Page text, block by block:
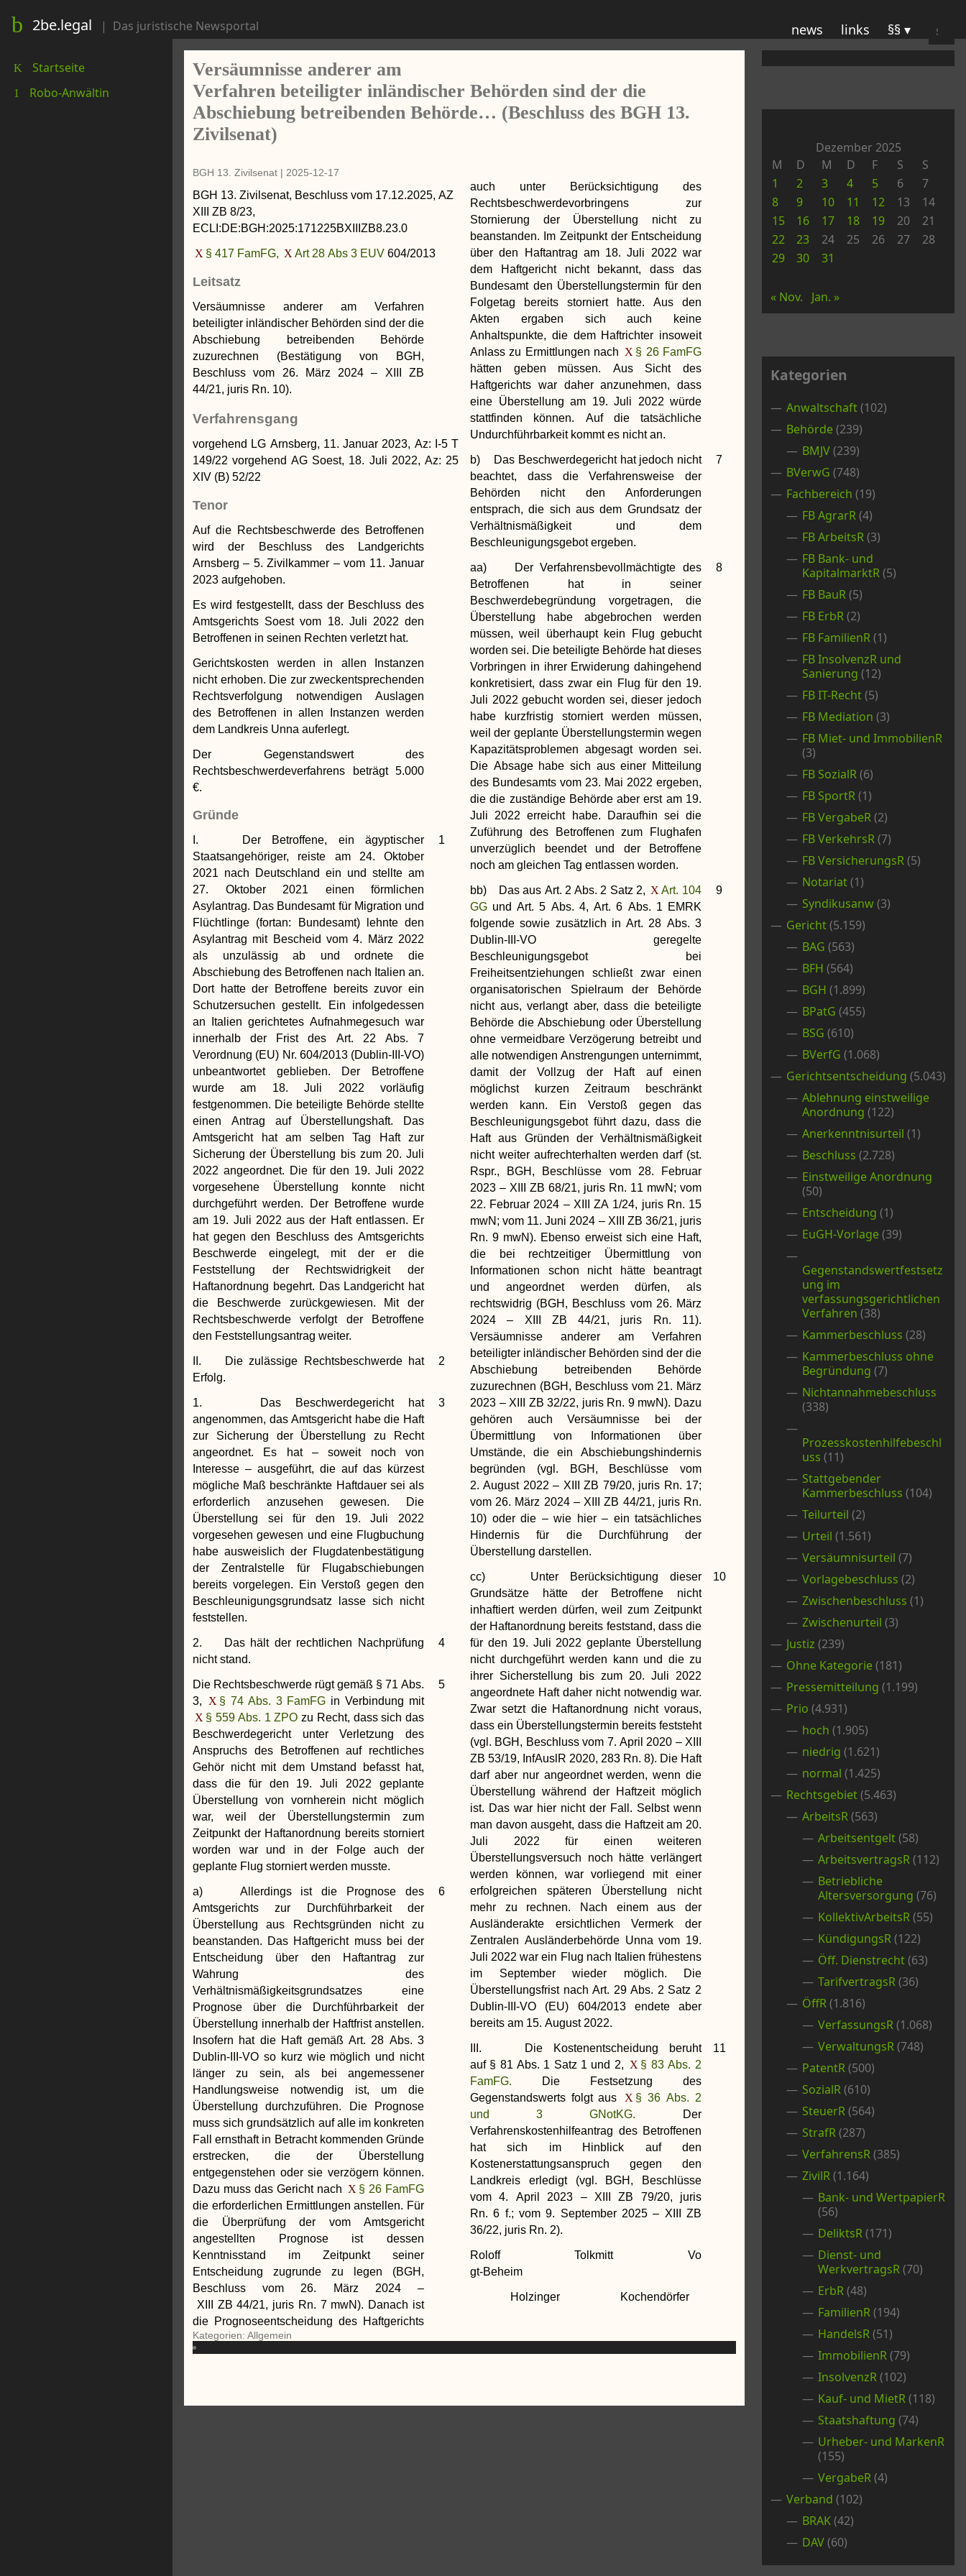
2be.legal | Das juristische Newsportal news links §§
nach:
K Startseite
1 Robo-Anwältin
Versäumnisse anderer am
Verfahren beteiligter inländischer Behörden sind der die
Abschiebung betreibenden Behörde… (Beschluss des BGH 13.
Zivilsenat)
BGH 13. Zivilsenat | 2025-12-17
BGH 13. Zivilsenat, Beschluss vom 17.12.2025, AZ
XIII ZB 8/23,
ECLI:DE:BGH:2025:171225BXIIIZB8.23.0
§ 417 FamFG, Art 28 Abs 3 EUV 604/2013
Leitsatz
Versäumnisse anderer am Verfahren
beteiligter inländischer Behörden sind der die
Abschiebung betreibenden Behörde
zuzurechnen (Bestätigung von BGH,
Beschluss vom 26. März 2024 – XIII ZB
44/21, juris Rn. 10).
Verfahrensgang
vorgehend LG Arnsberg, 11. Januar 2023, Az: I-5 T
149/22
XIV (B) 52/22
Tenor
Auf die Rechtsbeschwerde des Betroffenen
wird der Beschluss des Landgerichts
Arnsberg – 5. Zivilkammer – vom 11. Januar
2023 aufgehoben.
Es wird festgestellt, dass der Beschluss des
Amtsgerichts Soest vom 18. Juli 2022 den
Betroffenen in seinen Rechten verletzt hat.
Gerichtskosten werden in allen Instanzen
nicht erhoben. Die zur zweckentsprechenden
Rechtsverfolgung notwendigen Auslagen
des Betroffenen in allen Instanzen werden
dem Landkreis Unna auferlegt.
Der Gegenstandswert des
Rechtsbeschwerdeverfahrens beträgt 5.000
€.
Gründe
1
I. Der Betroffene, ein ägyptischer
Staatsangehöriger, reiste am 24. Oktober
2021 nach Deutschland ein und stellte am
27. Oktober 2021 einen förmlichen
Asylantrag. Das Bundesamt für Migration und
Flüchtlinge (fortan: Bundesamt) lehnte den
Asylantrag mit Bescheid vom 4. März 2022
als unzulässig ab und ordnete die
Abschiebung des Betroffenen nach Italien an.
Dort hatte der Betroffene bereits zuvor ein
Schutzersuchen gestellt. Ein infolgedessen
an Italien gerichtetes Aufnahmegesuch war
innerhalb der Frist des Art. 22 Abs. 7
Verordnung (EU) Nr. 604/2013 (Dublin-III-VO)
unbeantwortet geblieben. Der Betroffene
wurde am 18. Juli 2022 vorläufig
festgenommen. Die beteiligte Behörde stellte
einen Antrag auf Überstellungshaft. Das
Amtsgericht hat am selben Tag Haft zur
Sicherung der Überstellung bis zum 20. Juli
2022 angeordnet. Die für den 19. Juli 2022
vorgesehene Überstellung konnte nicht
durchgeführt werden. Der Betroffene wurde
am 19. Juli 2022 aus der Haft entlassen. Er
hat gegen den Beschluss des Amtsgerichts
Beschwerde eingelegt, mit der er die
Feststellung der Rechtswidrigkeit der
Haftanordnung begehrt. Das Landgericht hat
die Beschwerde zurückgewiesen. Mit der
Rechtsbeschwerde verfolgt der Betroffene
den Feststellungsantrag weiter.
2
II. Die zulässige Rechtsbeschwerde hat
Erfolg.
3
1. Das Beschwerdegericht hat
angenommen, das Amtsgericht habe die Haft
zur Sicherung der Überstellung zu Recht
angeordnet. Es hat – soweit noch von
Interesse – ausgeführt, die auf das kürzest
mögliche Maß beschränkte Haftdauer sei als
erforderlich anzusehen gewesen. Die
Überstellung sei für den 19. Juli 2022
vorgesehen gewesen und eine Flugbuchung
habe ausweislich der Flugdatenbestätigung
der Zentralstelle für Flugabschiebungen
bereits vorgelegen. Ein Verstoß gegen den
Beschleunigungsgrundsatz lasse sich nicht
feststellen.
4
2. Das hält der rechtlichen Nachprüfung
nicht stand.
5
Die Rechtsbeschwerde rügt gemäß § 71 Abs.
3,
§ 74 Abs. 3 FamFG in Verbindung mit
§ 559 Abs. 1 ZPO zu Recht, dass sich das
Beschwerdegericht unter Verletzung des
Anspruchs des Betroffenen auf rechtliches
Gehör nicht mit dem Umstand befasst hat,
dass die für den 19. Juli 2022 geplante
Überstellung von vornherein nicht möglich
war, weil der Überstellungstermin zum
Zeitpunkt der Haftanordnung bereits storniert
worden war und in der Folge auch der
geplante Flug storniert werden musste.
6
a) Allerdings ist die Prognose des
Amtsgerichts zur Durchführbarkeit der
Überstellung aus Rechtsgründen nicht zu
beanstanden. Das Haftgericht muss bei der
Entscheidung über den Haftantrag zur
Wahrung des
Verhältnismäßigkeitsgrundsatzes eine
Prognose über die Durchführbarkeit der
Überstellung innerhalb der Haftfrist anstellen.
Insofern hat die Haft gemäß Art. 28 Abs. 3
Dublin-III-VO so kurz wie möglich und nicht
länger zu sein, als bei angemessener
Handlungsweise notwendig ist, um die
Überstellung durchzuführen. Die Prognose
muss sich grundsätzlich auf alle im konkreten
Fall ernsthaft in Betracht kommenden Gründe
erstrecken, die der Überstellung
entgegenstehen oder sie verzögern können.
Dazu muss das Gericht nach
§ 26 FamFG
die erforderlichen Ermittlungen anstellen. Für
die Überprüfung der vom Amtsgericht
angestellten Prognose ist dessen
Kenntnisstand im Zeitpunkt seiner
Entscheidung zugrunde zu legen (BGH,
Beschluss vom 26. März 2024 –
XIII ZB 44/21, juris Rn. 7 mwN). Danach ist
die Prognoseentscheidung des Haftgerichts
auch unter Berücksichtigung des
Rechtsbeschwerdevorbringens zur
Stornierung der Überstellung nicht zu
beanstanden. Im Zeitpunkt der Entscheidung
über den Haftantrag am 18. Juli 2022 war
dem Haftgericht nicht bekannt, dass das
Bundesamt den Überstellungstermin für den
Folgetag bereits storniert hatte. Aus den
Akten ergaben sich auch keine
Anhaltspunkte, die dem Haftrichter insoweit
Anlass zu Ermittlungen nach
§ 26 FamFG
hätten geben müssen. Aus Sicht des
Haftgerichts war daher anzunehmen, dass
eine Überstellung am 19. Juli 2022 würde
stattfinden können. Auf die tatsächliche
Undurchführbarkeit kommt es nicht an.
7
b) Das Beschwerdegericht hat jedoch nicht
beachtet, dass die Verfahrensweise der
Behörden nicht den Anforderungen
entsprach, die sich aus dem Grundsatz der
Verhältnismäßigkeit und dem
Beschleunigungsgebot ergeben.
8
aa) Der Verfahrensbevollmächtigte des
Betroffenen hat in seiner
Beschwerdebegründung vorgetragen, die
Überstellung habe abgebrochen werden
müssen, weil überhaupt kein Flug gebucht
worden sei. Die beteiligte Behörde hat dieses
Vorbringen in ihrer Erwiderung dahingehend
konkretisiert, dass zwar ein Flug für den 19.
Juli 2022 gebucht worden sei, dieser jedoch
habe kurzfristig storniert werden müssen,
weil der geplante Überstellungstermin wegen
Kapazitätsproblemen abgesagt worden sei.
Die Absage habe sich aus einer Mitteilung
des Bundesamts vom 23. Mai 2022 ergeben,
die die zuständige Behörde aber erst am 19.
Juli 2022 erreicht habe. Daraufhin sei die
Zuführung des Betroffenen zum Flughafen
unverzüglich beendet und der Betroffene
noch am gleichen Tag entlassen worden.
9
bb) Das aus Art. 2 Abs. 2 Satz 2,
Art. 104
GG und Art. 5 Abs. 4, Art. 6 Abs. 1 EMRK
folgende sowie zusätzlich in Art. 28 Abs. 3
Dublin-III-VO geregelte
Beschleunigungsgebot bei
Freiheitsentziehungen schließt zwar einen
organisatorischen Spielraum der Behörde
nicht aus, verlangt aber, dass die beteiligte
Behörde die Abschiebung oder Überstellung
ohne vermeidbare Verzögerung betreibt und
alle notwendigen Anstrengungen unternimmt,
damit der Vollzug der Haft auf einen
möglichst kurzen Zeitraum beschränkt
werden kann. Ein Verstoß gegen das
Beschleunigungsgebot führt dazu, dass die
Haft aus Gründen der Verhältnismäßigkeit
nicht weiter aufrechterhalten werden darf (st.
Rspr., BGH, Beschlüsse vom 28. Februar
2023 – XIII ZB 68/21, juris Rn. 11 mwN; vom
22. Februar 2024 – XIII ZA 1/24, juris Rn. 15
mwN; vom 11. Juni 2024 – XIII ZB 36/21, juris
Rn. 9 mwN). Ebenso erweist sich eine Haft,
die bei rechtzeitiger Übermittlung von
Informationen schon nicht hätte beantragt
und angeordnet werden dürfen, als
rechtswidrig (BGH, Beschluss vom 26. März
2024 – XIII ZB 44/21, juris Rn. 11).
Versäumnisse anderer am Verfahren
beteiligter inländischer Behörden sind der die
Abschiebung betreibenden Behörde
zuzurechnen (BGH, Beschluss vom 21. März
2023 – XIII ZB 32/22, juris Rn. 9 mwN). Dazu
gehören auch Versäumnisse bei der
Übermittlung von Informationen über
Umstände, die ein Abschiebungshindernis
begründen (vgl. BGH, Beschlüsse vom
2. August 2022 – XIII ZB 79/20, juris Rn. 17;
vom 26. März 2024 – XIII ZB 44/21, juris Rn.
10) oder die – wie hier – ein tatsächliches
Hindernis für die Durchführung der
Überstellung darstellen.
10
cc) Unter Berücksichtigung dieser
Grundsätze hätte der Betroffene nicht
inhaftiert werden dürfen, weil zum Zeitpunkt
der Haftanordnung bereits feststand, dass die
für den 19. Juli 2022 geplante Überstellung
nicht durchgeführt werden kann und die zu
ihrer Sicherstellung bis zum 20. Juli 2022
angeordnete Haft daher nicht notwendig war.
Zwar setzt die Haftanordnung nicht voraus,
dass ein Überstellungstermin bereits feststeht
(vgl. BGH, Beschluss vom 7. April 2020 – XIII
ZB 53/19, InfAuslR 2020, 283 Rn. 8). Die Haft
darf aber nur angeordnet werden, wenn die
Überstellung während der Haftzeit möglich
ist. Das war hier nicht der Fall. Selbst wenn
man davon ausgeht, dass die Haftzeit am 20.
Juli 2022 für einen weiteren
Überstellungsversuch noch hätte verlängert
werden können, war vorliegend mit einer
erfolgreichen späteren Überstellung nicht
mehr zu rechnen. Nach einem aus der
Ausländerakte ersichtlichen Vermerk der
Zentralen Ausländerbehörde Unna vom 19.
Juli 2022 war ein Flug nach Italien frühestens
im September wieder möglich. Die
Überstellungsfrist nach Art. 29 Abs. 2 Satz 2
Dublin-III-VO (EU) 604/2013 endete aber
bereits am 15. August 2022.
11
III. Die Kostenentscheidung beruht
auf § 81 Abs. 1 Satz 1 und 2,
§ 83 Abs. 2
FamFG. Die Festsetzung des
Gegenstandswerts folgt aus
§ 36 Abs. 2
und 3 GNotKG. Der
Verfahrenskostenhilfeantrag des Betroffenen
hat sich im Hinblick auf den
Kostenerstattungsanspruch gegen den
Landkreis erledigt (vgl. BGH, Beschlüsse
vom 4. April 2023 – XIII ZB 79/20, juris
Rn. 6 f.; vom 9. September 2025 – XIII ZB
36/22, juris Rn. 2).
Roloff Tolkmitt Vo
gt-Beheim
Holzinger Kochendörfer
Kategorien: Allgemein
Dezember 2025
M
D M D F S
S
1
2 3 4 5 6
7
8
9 10 11 12 13
14
15
16 17 18 19 20
21
22
23 24 25 26 27
28
29
30 31
« Nov. Jan. »
Kategorien
Anwaltschaft(102)
Behörde(239)
BMJV(239)
BVerwG (748)
Fachbereich (19)
FB AgrarR(4)
FB ArbeitsR(3)
FB Bank- und
KapitalmarktR(5)
FB BauR(5)
FB ErbR(2)
FB FamilienR(1)
FB InsolvenzR und
Sanierung (12)
FB IT-Recht(5)
FB Mediation (3)
FB Miet- und ImmobilienR
(3)
FB SozialR(6)
FB SportR(1)
FB VergabeR(2)
FB VerkehrsR(7)
FB VersicherungsR(5)
Notariat(1)
Syndikusanw(3)
Gericht(5.159)
BAG (563)
BFH (564)
BGH (1.899)
BPatG (455)
BSG (610)
BVerfG (1.068)
Gerichtsentscheidung (5.043)
Ablehnung einstweilige
Anordnung (122)
Anerkenntnisurteil (1)
Beschluss (2.728)
Einstweilige Anordnung
(50)
Entscheidung (1)
EuGH-Vorlage(39)
Gegenstandswertfestsetz
ung im
verfassungsgerichtlichen
Verfahren (38)
Kammerbeschluss (28)
Kammerbeschluss ohne
Begründung (7)
Nichtannahmebeschluss
(338)
Prozesskostenhilfebeschl
uss (11)
Stattgebender
Kammerbeschluss (104)
Teilurteil (2)
Urteil (1.561)
Versäumnisurteil (7)
Vorlagebeschluss (2)
Zwischenbeschluss (1)
Zwischenurteil (3)
Justiz (239)
Ohne Kategorie(181)
Pressemitteilung (1.199)
Prio (4.931)
hoch (1.905)
niedrig (1.621)
normal (1.425)
Rechtsgebiet(5.463)
ArbeitsR(563)
Arbeitsentgelt(58)
ArbeitsvertragsR(112)
Betriebliche
Altersversorgung (76)
KollektivArbeitsR(55)
KündigungsR(122)
Öff. Dienstrecht(63)
TarifvertragsR(36)
ÖffR(1.816)
VerfassungsR(1.068)
VerwaltungsR(748)
PatentR(500)
SozialR(610)
SteuerR(564)
StrafR(287)
VerfahrensR(385)
ZivilR(1.164)
Bank- und WertpapierR
(56)
DeliktsR(171)
Dienst- und
WerkvertragsR(70)
ErbR(48)
FamilienR(194)
HandelsR(51)
ImmobilienR(79)
InsolvenzR(102)
Kauf- und MietR(118)
Staatshaftung (74)
Urheber- und MarkenR
(155)
VergabeR(4)
Verband (102)
BRAK(42)
DAV(60)